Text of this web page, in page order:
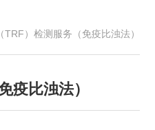
TRF）检测服务（免疫比浊法）
疫比浊法）